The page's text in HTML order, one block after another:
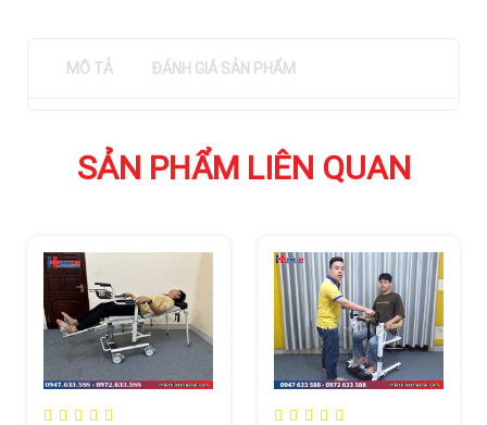
MÔ TẢ ĐÁNH GIÁ SẢN PHẨM
SẢN PHẨM LIÊN QUAN